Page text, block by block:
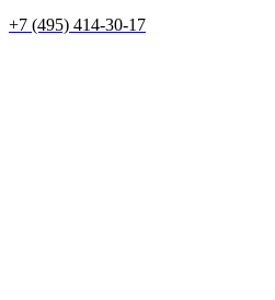
+7 (495) 414-30-17